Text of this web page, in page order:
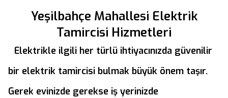
Yeşilbahçe Mahallesi Elektrik
Tamircisi Hizmetleri
Elektrikle ilgili her türlü ihtiyacınızda güvenilir
bir elektrik tamircisi bulmak büyük önem taşır.
Gerek evinizde gerekse iş yerinizde